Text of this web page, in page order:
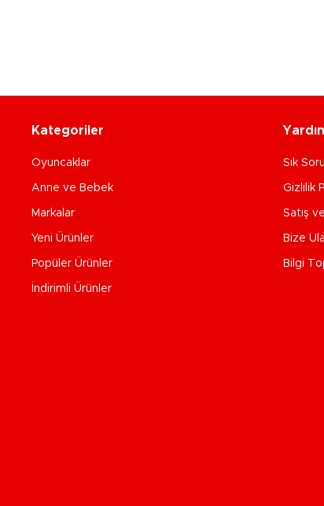
Kategoriler
Oyuncaklar
Anne ve Bebek
Markalar
Yeni Ürünler
Popüler Ürünler
İndirimli Ürünler
Sık
Gizlilik
Satış
Bize
Bilgi